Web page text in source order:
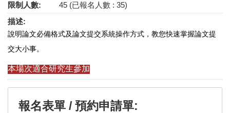
限制人數:
45 (已報名人數 : 35)
描述:
說明論文必備格式及論文提交系統操作方式，教您快速掌握論文提
交大小事。
本場次適合研究生參加
報名表單 / 預約申請單: